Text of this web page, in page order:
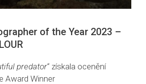
of the Year 2023 –
predator“ získala ocenění
Award Winner